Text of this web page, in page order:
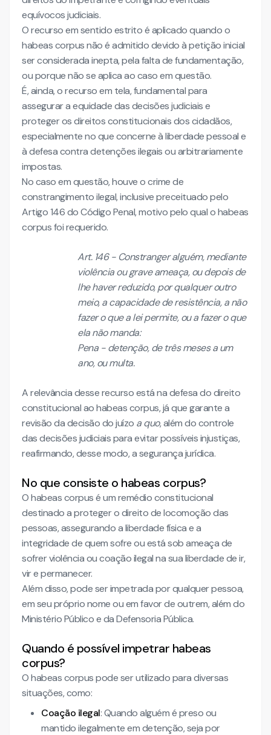
equívocos judiciais.
O recurso em sentido estrito é aplicado quando o
habeas corpus não é admitido devido à petição inicial
ser considerada inepta, pela falta de fundamentação,
ou porque não se aplica ao caso em questão.
É, ainda, o recurso em tela, fundamental para
assegurar a equidade das decisões judiciais e
proteger os direitos constitucionais dos cidadãos,
especialmente no que concerne à liberdade pessoal e
à defesa contra detenções ilegais ou arbitrariamente
impostas.
No caso em questão, houve o crime de
constrangimento ilegal, inclusive preceituado pelo
Artigo 146 do Código Penal, motivo pelo qual o habeas
corpus foi requerido.
Art. 146 - Constranger alguém, mediante
violência ou grave ameaça, ou depois de
lhe haver reduzido, por qualquer outro
meio, a capacidade de resistência, a não
fazer o que a lei permite, ou a fazer o que
ela não manda:
Pena - detenção, de três meses a um
ano, ou multa.
A relevância desse recurso está na defesa do direito
constitucional ao habeas corpus, já que garante a
revisão da decisão do juízo a quo, além do controle
das decisões judiciais para evitar possíveis injustiças,
reafirmando, desse modo, a segurança jurídica.
No que consiste o habeas corpus?
O habeas corpus é um remédio constitucional
destinado a proteger o direito de locomoção das
pessoas, assegurando a liberdade física e a
integridade de quem sofre ou está sob ameaça de
sofrer violência ou coação ilegal na sua liberdade de ir,
vir e permanecer.
Além disso, pode ser impetrada por qualquer pessoa,
em seu próprio nome ou em favor de outrem, além do
Ministério Público e da Defensoria Pública.
Quando é possível impetrar habeas
corpus?
O habeas corpus pode ser utilizado para diversas
situações, como:
Coação ilegal: Quando alguém é preso ou
mantido ilegalmente em detenção, seja por